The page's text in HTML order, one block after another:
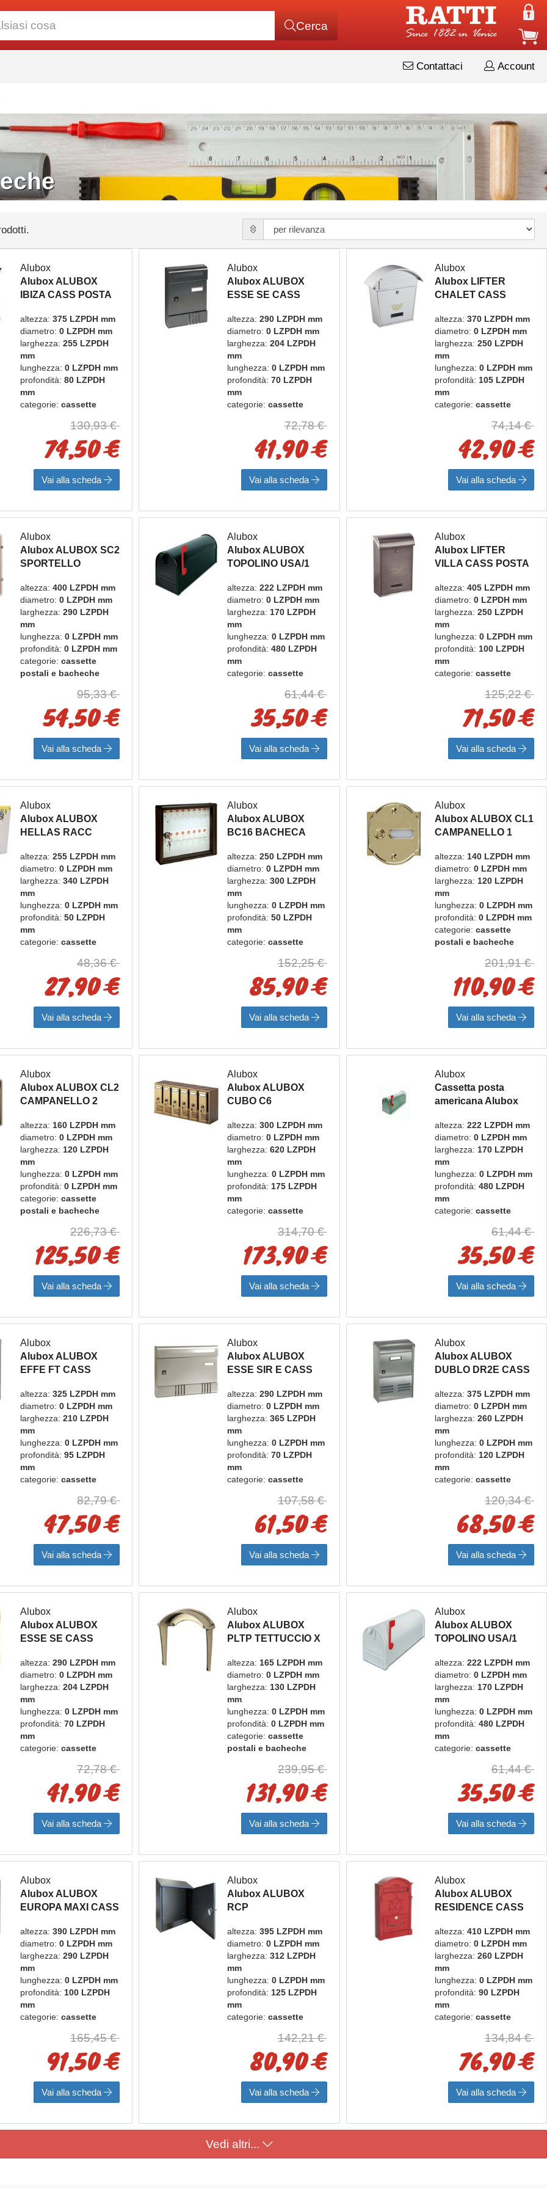
Cerca
Account
Contattaci
Alubox
Alubox ALUBOX
IBIZA CASS POSTA
altezza: 375 LZPDH mm
diametro: 0 LZPDH mm
larghezza: 255 LZPDH
mm
lunghezza: 0 LZPDH mm
profondità: 80 LZPDH
mm
categorie: cassette
alubox130,93 €
74,50 €
Vai alla scheda
Alubox
Alubox ALUBOX
ESSE SE CASS
altezza:290 LZPDH mm
diametro:0 LZPDH mm
larghezza:204 LZPDH
mm
lunghezza:0 LZPDH mm
profondità:70 LZPDH
mm
categorie:cassette
alubox72,78 €
41,90 €
Vai alla scheda
Alubox
Alubox LIFTER
CHALET CASS
altezza: 370 LZPDH mm
diametro: 0 LZPDH mm
larghezza: 250 LZPDH
mm
lunghezza: 0 LZPDH mm
profondità: 105 LZPDH
mm
categorie: cassette
alubox74,14 €
42,90 €
Vai alla scheda
Alubox
Alubox ALUBOX SC2
SPORTELLO
altezza: 400 LZPDH mm
diametro: 0 LZPDH mm
larghezza: 290 LZPDH
mm
lunghezza: 0 LZPDH mm
profondità: 0 LZPDH mm
categorie: cassette
postali e bacheche
95,33 €
54,50 €
Vai alla scheda
Alubox
Alubox ALUBOX
TOPOLINO USA/1
altezza:222 LZPDH mm
diametro:0 LZPDH mm
larghezza: 170 LZPDH
mm
lunghezza:0 LZPDH mm
profondità:480 LZPDH
mm
categorie:cassette
alubox61,44 €
35,50 €
Vai alla scheda
Alubox
Alubox LIFTER
VILLA CASS POSTA
altezza: 405 LZPDH mm
diametro: 0 LZPDH mm
larghezza: 250 LZPDH
mm
lunghezza: 0 LZPDH mm
profondità: 100 LZPDH
mm
categorie: cassette
alubox125,22 €
71,50 €
Vai alla scheda
Alubox
Alubox ALUBOX
HELLAS RACC
BIANCO
altezza: 255 LZPDH mm
diametro: 0 LZPDH mm
larghezza: 340 LZPDH
mm
lunghezza: 0 LZPDH mm
profondità: 50 LZPDH
mm
categorie: cassette
alubox48,36 €
27,90 €
Vai alla scheda
Alubox
Alubox ALUBOX
BC16 BACHECA
GHISA
16 ganci
altezza:250 LZPDH mm
diametro:0 LZPDH mm
larghezza:300 LZPDH
mm
lunghezza:0 LZPDH mm
profondità:50 LZPDH
mm
categorie:cassette
alubox152,25 €
85,90 €
Vai alla scheda
Alubox
Alubox ALUBOX CL1
CAMPANELLO 1
1P conportanome
altezza: 140 LZPDH mm
diametro: 0 LZPDH mm
larghezza: 120 LZPDH
mm
lunghezza: 0 LZPDH mm
profondità: 0 LZPDH mm
categorie: cassette
postali e bacheche
201,91 €
110,90 €
Vai alla scheda
Alubox
Alubox ALUBOX CL2
CAMPANELLO 2
2P con portanomi
altezza: 160 LZPDH mm
diametro: 0 LZPDH mm
larghezza: 120 LZPDH
mm
lunghezza: 0 LZPDH mm
profondità: 0 LZPDH mm
categorie: cassette
postali e bacheche
226,73 €
125,50 €
Vai alla scheda
Alubox
Alubox ALUBOX
CUBO C6
BRONZO
altezza:300 LZPDH mm
diametro:0 LZPDH mm
larghezza:620 LZPDH
mm
lunghezza:0 LZPDH mm
profondità: 175 LZPDH
mm
categorie:cassette
alubox314,70 €
173,90 €
Vai alla scheda
Alubox
Cassetta posta
americana Alubox
TOPOLINO Argento
altezza: 222 LZPDH mm
diametro: 0 LZPDH mm
larghezza: 170 LZPDH
mm
lunghezza: 0 LZPDH mm
profondità: 480 LZPDH
mm
categorie: cassette
alubox61,44 €
35,50 €
Vai alla scheda
Alubox
Alubox ALUBOX
EFFE FT CASS
altezza: 325 LZPDH mm
diametro: 0 LZPDH mm
larghezza: 210 LZPDH
mm
lunghezza: 0 LZPDH mm
profondità: 95 LZPDH
mm
categorie: cassette
alubox82,79 €
47,50 €
Vai alla scheda
Alubox
Alubox ALUBOX
ESSE SIR E CASS
altezza:290 LZPDH mm
diametro:0 LZPDH mm
larghezza:365 LZPDH
mm
lunghezza:0 LZPDH mm
profondità:70 LZPDH
mm
categorie:cassette
alubox107,58 €
61,50 €
Vai alla scheda
Alubox
Alubox ALUBOX
DUBLO DR2E CASS
altezza: 375 LZPDH mm
diametro: 0 LZPDH mm
larghezza: 260 LZPDH
mm
lunghezza: 0 LZPDH mm
profondità: 120 LZPDH
mm
categorie: cassette
alubox120,34 €
68,50 €
Vai alla scheda
Alubox
Alubox ALUBOX
ESSE SE CASS
altezza: 290 LZPDH mm
diametro: 0 LZPDH mm
larghezza: 204 LZPDH
mm
lunghezza: 0 LZPDH mm
profondità: 70 LZPDH
mm
categorie: cassette
alubox72,78 €
41,90 €
Vai alla scheda
Alubox
Alubox ALUBOX
PLTP TETTUCCIO X
altezza: 165 LZPDH mm
diametro:0 LZPDH mm
larghezza: 130 LZPDH
mm
lunghezza:0 LZPDH mm
profondità:0 LZPDH mm
categorie:cassette
postali e bacheche
239,95 €
131,90 €
Vai alla scheda
Alubox
Alubox ALUBOX
TOPOLINO USA/1
altezza: 222 LZPDH mm
diametro: 0 LZPDH mm
larghezza: 170 LZPDH
mm
lunghezza: 0 LZPDH mm
profondità: 480 LZPDH
mm
categorie: cassette
alubox61,44 €
35,50 €
Vai alla scheda
Alubox
Alubox ALUBOX
EUROPA MAXI CASS
ARGENTO
altezza: 390 LZPDH mm
diametro: 0 LZPDH mm
larghezza: 290 LZPDH
mm
lunghezza: 0 LZPDH mm
profondità: 100 LZPDH
mm
categorie: cassette
alubox165,45 €
91,50 €
Vai alla scheda
Alubox
Alubox ALUBOX
RCP
VR GHISA
altezza:395 LZPDH mm
diametro:0 LZPDH mm
larghezza:312 LZPDH
mm
lunghezza:0 LZPDH mm
profondità: 125 LZPDH
mm
categorie:cassette
alubox142,21 €
80,90 €
Vai alla scheda
Alubox
Alubox ALUBOX
RESIDENCE CASS
altezza: 410 LZPDH mm
diametro: 0 LZPDH mm
larghezza: 260 LZPDH
mm
lunghezza: 0 LZPDH mm
profondità: 90 LZPDH
mm
categorie: cassette
alubox134,84 €
76,90 €
Vai alla scheda
Vedi altri...